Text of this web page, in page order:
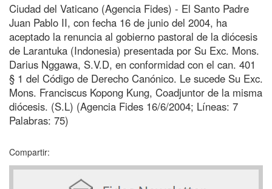
Ciudad del Vaticano (Agencia Fides) - El Santo Padre
Juan Pablo II, con fecha 16 de junio del 2004, ha
aceptado la renuncia al gobierno pastoral de la diócesis
de Larantuka (Indonesia) presentada por Su Exc. Mons.
Darius Nggawa, S.V.D, en conformidad con el can. 401
§ 1 del Código de Derecho Canónico. Le sucede Su Exc.
Mons. Franciscus Kopong Kung, Coadjuntor de la misma
diócesis. (S.L) (Agencia Fides 16/6/2004; Líneas: 7
Palabras: 75)
Compartir: